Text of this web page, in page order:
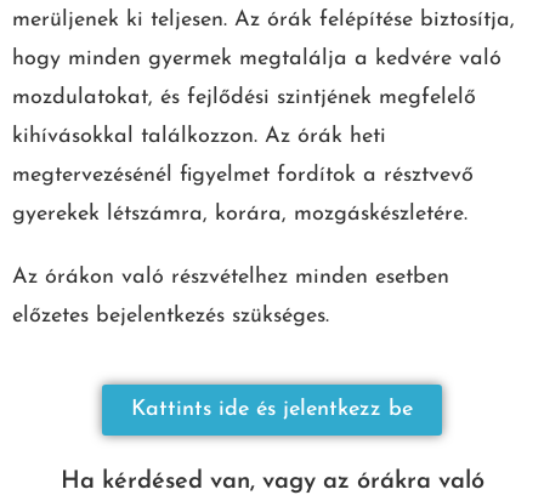
merüljenek ki teljesen. Az órák felépítése biztosítja,
hogy minden gyermek megtalálja a kedvére való
mozdulatokat, és fejlődési szintjének megfelelő
kihívásokkal találkozzon. Az órák heti
megtervezésénél figyelmet fordítok a résztvevő
gyerekek létszámra, korára, mozgáskészletére.
Az órákon való részvételhez minden esetben
előzetes bejelentkezés szükséges.
Kattints ide és jelentkezz be
Ha kérdésed van, vagy az órákra való